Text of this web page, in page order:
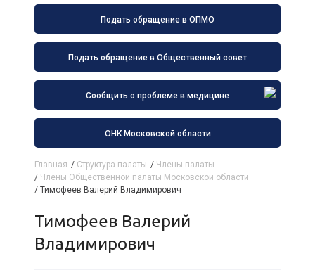
Подать обращение в ОПМО
Подать обращение в Общественный совет
Сообщить о проблеме в медицине
ОНК Московской области
Главная / Структура палаты / Члены палаты
/ Члены Общественной палаты Московской области
/ Тимофеев Валерий Владимирович
Тимофеев Валерий
Владимирович